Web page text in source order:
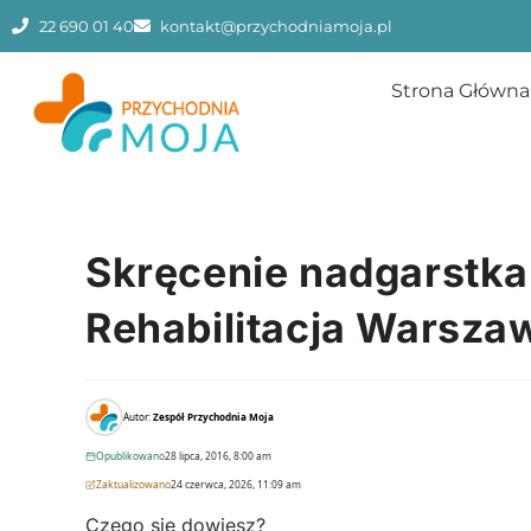
22 690 01 40 kontakt@przychodniamoja.pl
Strona Główna
Skręcenie
Rehabilitacja
Autor:Zespół Przychodnia Moja
Opublikowano28 lipca, 2016, 8:00 am
Zaktualizowano24 czerwca, 2026, 11:09 am
Czego się dowiesz?